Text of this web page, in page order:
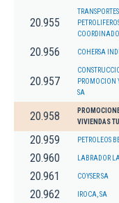
20.955
TRANSPORTES
20.956 COHERSA
20.957
PROMOCION
SA
20.958
VIVIENDAS
20.959 PETROLEOS
20.960 LABRADOR
20.961 COYSER SA
20.962 IROCA, SA